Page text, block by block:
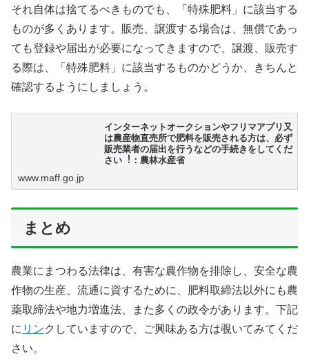
それ自体は捨てるべきものでも、「特殊肥料」に該当する
ものが多くあります。販売、譲渡する場合は、無償であっ
ても登録や届出が必要になってきますので、譲渡、販売す
る際は、「特殊肥料」に該当するものかどうか、きちんと
確認するようにしましょう。
インターネットオークションやフリマアプリ又
は農産物直売所で肥料を販売される⽅は、必ず
販売業者の届出を⾏うなどの手続きをしてくだ
さい︕：農林水産省
www.maff.go.jp
まとめ
農業にまつわる法律は、有害な農作物を排除し、安全な農
作物の生産、流通に資するために、肥料取締法以外にも農
薬取締法や地力増進法、また多くの政令があります。下記
に リンクしていますので、ご興味ある方は覗いてみてくだ
さい。